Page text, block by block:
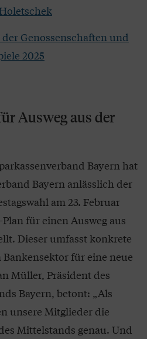
Genossenschaften und
2025
Ausweg aus der
Bayern hat
Bayern anlässlich der
am 23. Februar
für einen Ausweg aus
Dieser umfasst konkrete
für eine neue
Müller, Präsident des
Bayern, betont: „Als
unsere Mitglieder die
Mittelstands genau. Und